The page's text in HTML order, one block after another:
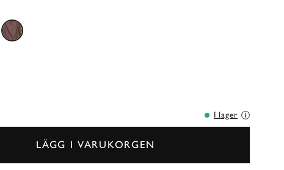
I lager
LÄGG I VARUKORGEN